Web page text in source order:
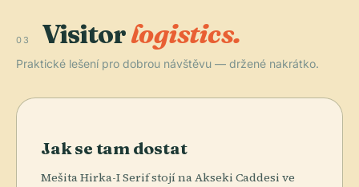
03 Visitorlogistics.
Praktické lešení pro dobrou návštěvu — držené nakrátko.
Jak se tam dostat
Mešita Hirka-I Serif stojí na Akseki Caddesi ve